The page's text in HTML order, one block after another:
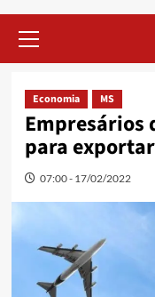
Menu
Economia MS
Empresários
para
07:00 - 17/02/2022